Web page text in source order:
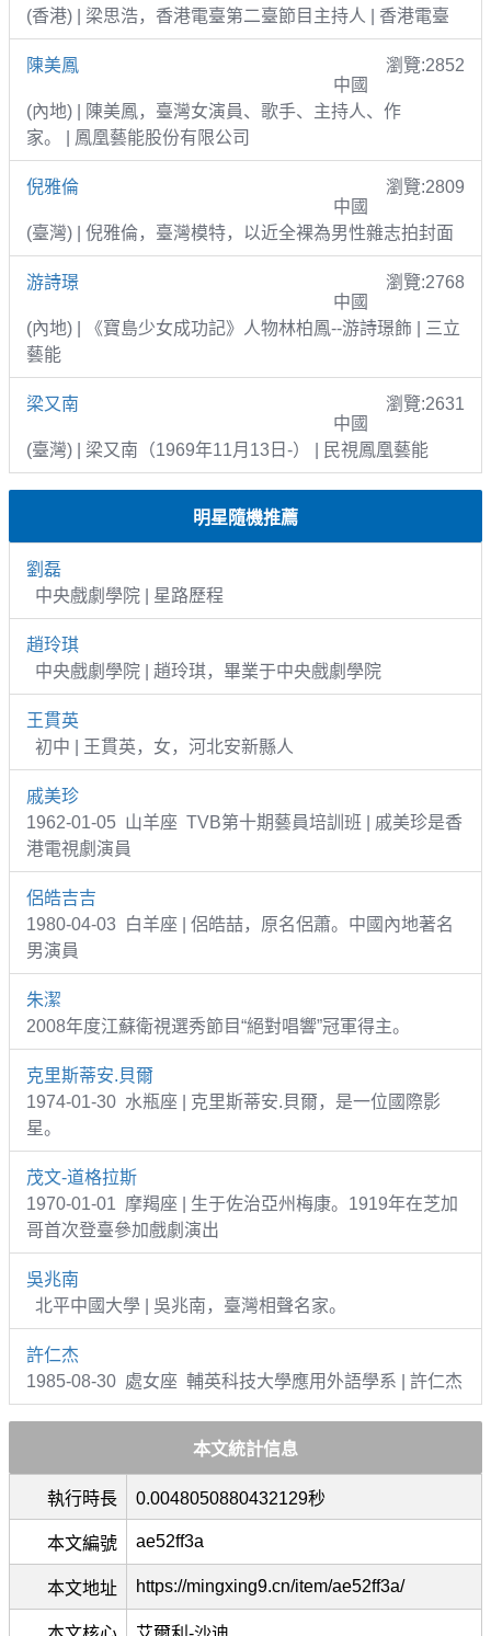
(香港) | 梁思浩，香港電臺第二臺節目主持人 | 香港電臺
陳美鳳
瀏覽:2852
中國
(內地) | 陳美鳳，臺灣女演員、歌手、主持人、作
家。 | 鳳凰藝能股份有限公司
倪雅倫
瀏覽:2809
中國
(臺灣) | 倪雅倫，臺灣模特，以近全裸為男性雜志拍封面
游詩璟
瀏覽:2768
中國
(內地) | 《寶島少女成功記》人物林柏鳳--游詩璟飾 | 三立
藝能
梁又南
瀏覽:2631
中國
(臺灣) | 梁又南（1969年11月13日-） | 民視鳳凰藝能
明星隨機推薦
劉磊
中央戲劇學院 | 星路歷程
趙玲琪
中央戲劇學院 | 趙玲琪，畢業于中央戲劇學院
王貫英
初中 | 王貫英，女，河北安新縣人
戚美珍
1962-01-05 山羊座 TVB第十期藝員培訓班 | 戚美珍是香
港電視劇演員
侶皓吉吉
1980-04-03 白羊座 | 侶皓喆，原名侶蕭。中國內地著名
男演員
朱潔
2008年度江蘇衛視選秀節目“絕對唱響”冠軍得主。
克里斯蒂安.貝爾
1974-01-30 水瓶座 | 克里斯蒂安.貝爾，是一位國際影
星。
茂文-道格拉斯
1970-01-01 摩羯座 | 生于佐治亞州梅康。1919年在芝加
哥首次登臺參加戲劇演出
吳兆南
北平中國大學 | 吳兆南，臺灣相聲名家。
許仁杰
1985-08-30 處女座 輔英科技大學應用外語學系 | 許仁杰
本文統計信息
執行時長 0.0048050880432129秒
本文編號 ae52ff3a
本文地址 https://mingxing9.cn/item/ae52ff3a/